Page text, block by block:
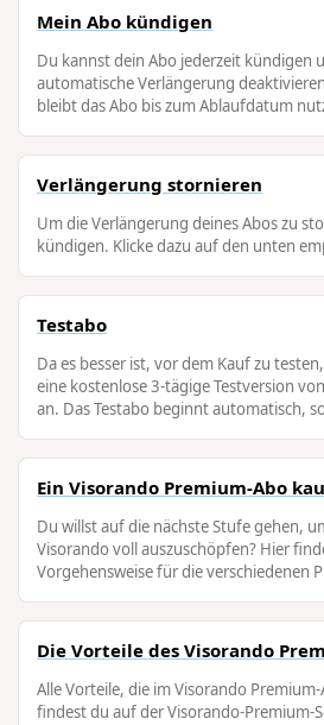
Mein Abo kündigen
Du kannst dein Abo jederzeit kündigen
automatische Verlängerung
bleibt das Abo bis zum Ablaufdatum
Verlängerung stornieren
Um die Verlängerung deines Abos zu
kündigen. Klicke dazu auf den unten
Testabo
Da es besser ist, vor dem Kauf zu
eine kostenlose 3-tägige Testversion
an. Das Testabo beginnt automatisch,
Ein Visorando Premium-Abo
Du willst auf die nächste Stufe gehen,
Visorando voll auszuschöpfen? Hier
Vorgehensweise für die verschiedenen
Die Vorteile des Visorando
Alle Vorteile, die im Visorando
findest du auf der Visorando-Premium-